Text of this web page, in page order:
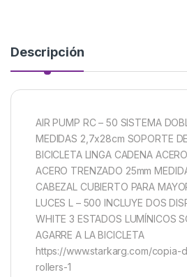
Descripción
AIR PUMP RC – 50 SISTEMA
MEDIDAS 2,7x28cm SOPORTE
BICICLETA LINGA CADENA
ACERO TRENZADO 25mm
CABEZAL CUBIERTO PARA
LUCES L – 500 INCLUYE DOS
WHITE 3 ESTADOS LUMÍNICOS
AGARRE A LA BICICLETA
https://www.starkarg.com/copia-
rollers-1